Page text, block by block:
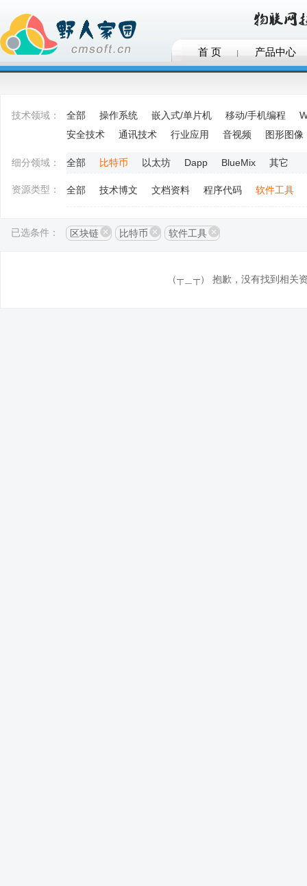
首 页 产品中心
技术领域： 全部 操作系统 嵌入式/单片机 移动/手机编程
安全技术
通讯技术 行业应用 音视频 图形图像
细分领域： 全部 比特币 以太坊 Dapp BlueMix 其它
资源类型： 全部 技术博文 文档资料 程序代码 软件工具
已选条件： 区块链 比特币 软件工具
（┬＿┬） 抱歉，没有找到相关